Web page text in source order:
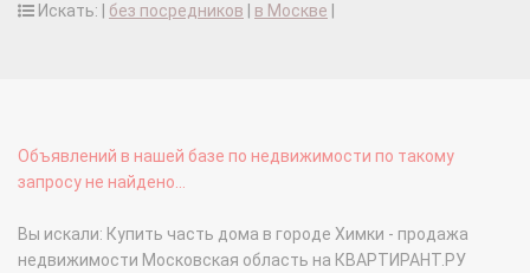
Искать: | без посредников в Москве
Объявлений в нашей базе по недвижимости по такому
запросу не найдено...
Вы искали: Купить часть дома в городе Химки - продажа
недвижимости Московская область на КВАРТИРАНТ.РУ